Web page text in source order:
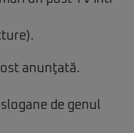
anunţată.
de genul